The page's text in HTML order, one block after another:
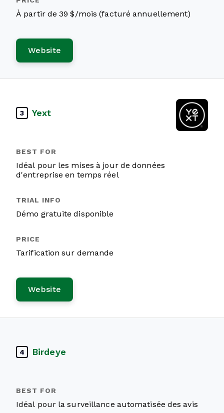
À partir de 39 $/mois (facturé annuellement)
Website
3 Yext
Idéal pour les mises à jour de données
d'entreprise en temps réel
Démo gratuite disponible
Tarification sur demande
Website
4 Birdeye
Idéal pour la surveillance automatisée des avis